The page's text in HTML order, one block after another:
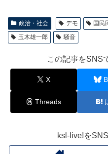
政治・社会 デモ 国民
玉木雄一郎
騒音
この記事をSNS
X
Threads
ksl-live!を